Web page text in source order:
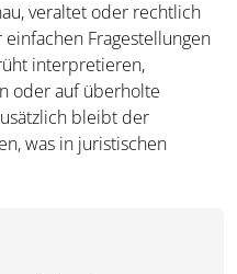
veraltet oder rechtlich
Fragestellungen
interpretieren,
oder auf überholte
bleibt der
was in juristischen